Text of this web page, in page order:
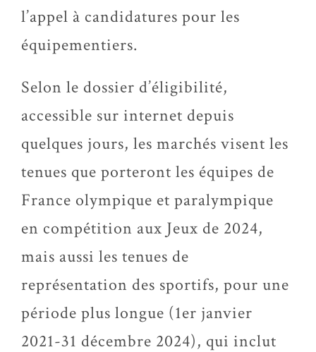
l’appel à candidatures pour les
équipementiers.
Selon le dossier d’éligibilité,
accessible sur internet depuis
quelques jours, les marchés visent les
tenues que porteront les équipes de
France olympique et paralympique
en compétition aux Jeux de 2024,
mais aussi les tenues de
représentation des sportifs, pour une
période plus longue (1er janvier
2021-31 décembre 2024), qui inclut